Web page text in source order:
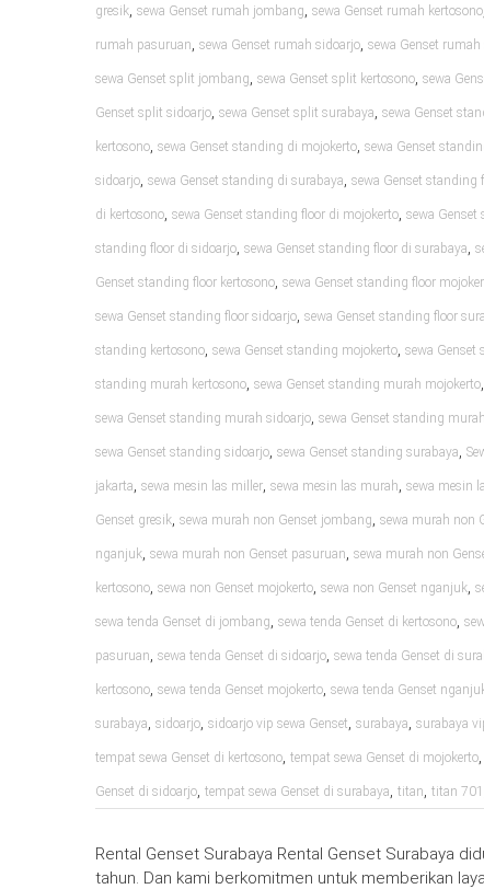
gresik, sewa Genset rumah jombang, sewa Genset rumah kertosono
rumah pasuruan, sewa Genset rumah sidoarjo, sewa Genset rumah
sewa Genset split jombang, sewa Genset split kertosono, sewa
Genset split sidoarjo, sewa Genset split surabaya, sewa Genset
kertosono, sewa Genset standing di mojokerto, sewa Genset
sidoarjo, sewa Genset standing di surabaya, sewa Genset standing
di kertosono, sewa Genset standing floor di mojokerto, sewa
standing floor di sidoarjo, sewa Genset standing floor di surabaya,
Genset standing floor kertosono, sewa Genset standing floor
sewa Genset standing floor sidoarjo, sewa Genset standing floor
standing kertosono, sewa Genset standing mojokerto, sewa Genset
standing murah kertosono, sewa Genset standing murah mojokerto,
sewa Genset standing murah sidoarjo, sewa Genset standing
sewa Genset standing sidoarjo, sewa Genset standing surabaya,
jakarta, sewa mesin las miller, sewa mesin las murah, sewa mesin
Genset gresik, sewa murah non Genset jombang, sewa murah non
nganjuk, sewa murah non Genset pasuruan, sewa murah non
kertosono, sewa non Genset mojokerto, sewa non Genset nganjuk,
sewa tenda Genset di jombang, sewa tenda Genset di kertosono,
pasuruan, sewa tenda Genset di sidoarjo, sewa tenda Genset di
kertosono, sewa tenda Genset mojokerto, sewa tenda Genset
surabaya, sidoarjo, sidoarjo vip sewa Genset, surabaya, surabaya
tempat sewa Genset di kertosono, tempat sewa Genset di mojokerto,
Genset di sidoarjo, tempat sewa Genset di surabaya, titan, titan 701
Rental Genset Surabaya Rental Genset Surabaya
tahun. Dan kami berkomitmen untuk memberikan